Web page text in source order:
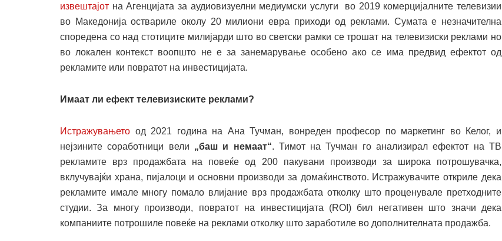
извештајот на Агенцијата за аудиовизуелни медиумски услуги во 2019 комерцијалните телевизии
во Македонија оствариле околу 20 милиони евра приходи од реклами. Сумата е незначителна
споредена со над стотиците милијарди што во светски рамки се трошат на телевизиски реклами но
во локален контекст воопшто не е за занемарување особено ако се има предвид ефектот од
рекламите или повратот на инвестицијата.
Имаат ли ефект телевизиските реклами?
Истражувањето од 2021 година на Ана Тучман, вонреден професор по маркетинг во Келог, и
нејзините соработници вели „баш и немаат“. Тимот на Тучман го анализирал ефектот на ТВ
рекламите врз продажбата на повеќе од 200 пакувани производи за широка потрошувачка,
вклучувајќи храна, пијалоци и основни производи за домаќинството. Истражувачите откриле дека
рекламите имале многу помало влијание врз продажбата отколку што проценувале претходните
студии. За многу производи, повратот на инвестицијата (ROI) бил негативен што значи дека
компаниите потрошиле повеќе на реклами отколку што заработиле во дополнителната продажба.